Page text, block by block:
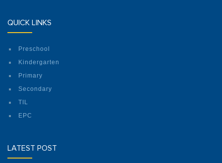
QUICK LINKS
Preschool
Kindergarten
Primary
Secondary
TIL
EPC
LATEST POST